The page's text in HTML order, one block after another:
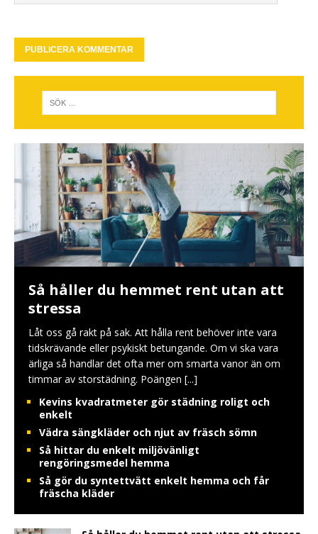
Så håller du hemmet rent utan att
stressa
Låt oss gå rakt på sak. Att hålla rent behöver inte vara
tidskrävande eller psykiskt betungande. Om vi ska vara
ärliga så handlar det ofta mer om smarta vanor än om
timmar av storstädning. Poängen [...]
Kevins kvadratmeter gör städning roligt och
enkelt
Vädra sängkläder och njut av fräsch sömn
Så hittar du enkelt miljövänligt
rengöringsmedel hemma
Så gör du syntettvätt enkelt hemma och får
fräscha kläder